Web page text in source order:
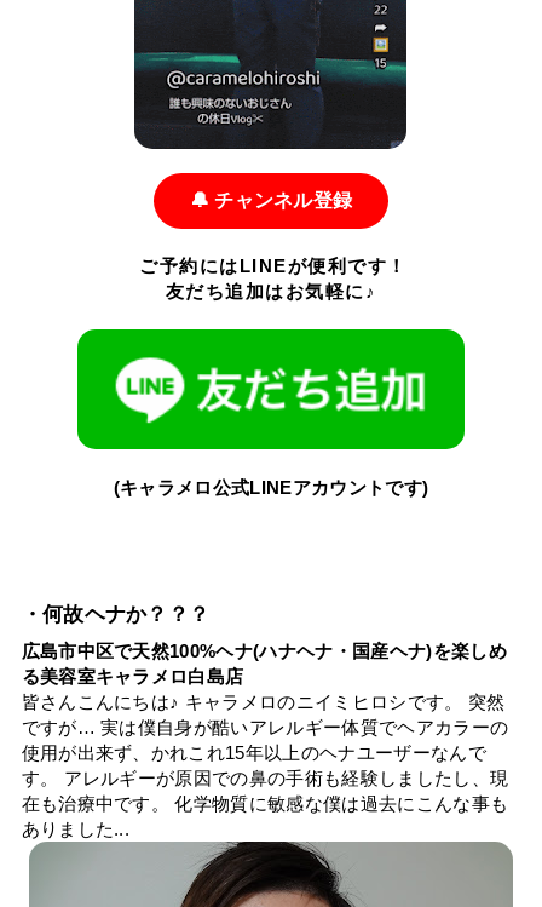
🔔 チャンネル登録
ご予約にはLINEが便利です！
友だち追加はお気軽に♪
(キャラメロ公式LINEアカウントです)
・何故ヘナか？？？
広島市中区で天然100%ヘナ(ハナヘナ・国産ヘナ)を楽しめ
る美容室キャラメロ白島店
皆さんこんにちは♪ キャラメロのニイミヒロシです。 突然
ですが… 実は僕自身が酷いアレルギー体質でヘアカラーの
使用が出来ず、かれこれ15年以上のヘナユーザーなんで
す。 アレルギーが原因での鼻の手術も経験しましたし、現
在も治療中です。 化学物質に敏感な僕は過去にこんな事も
ありました...